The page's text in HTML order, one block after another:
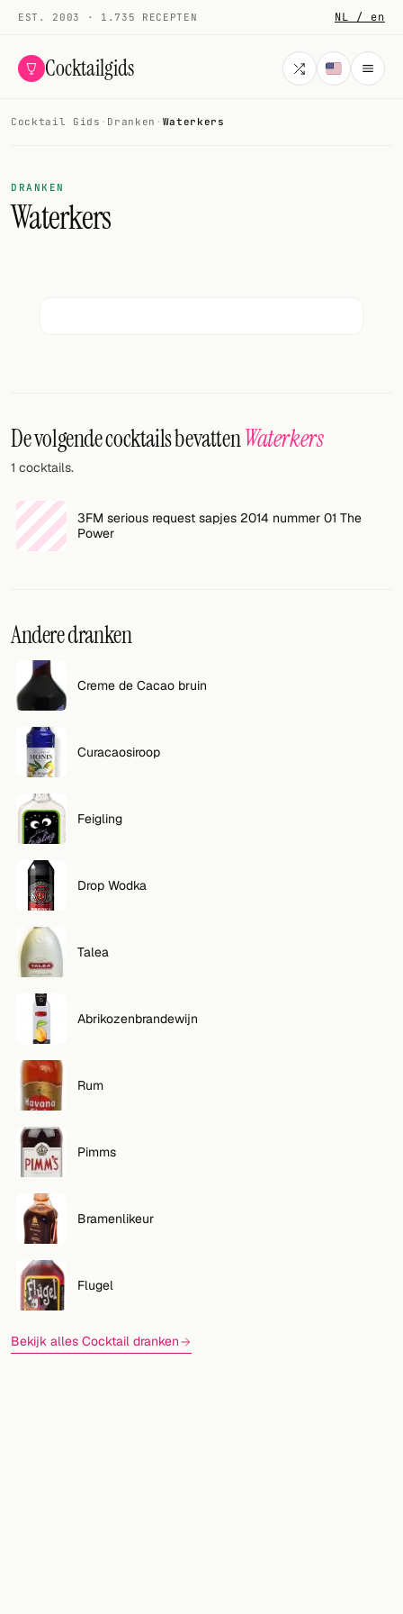
EST. 2003 · 1.735 RECEPTEN NL / en
Cocktailgids
Alle cocktails
Voeg hier uw eigen cocktail of smoothie toe.
Alle dranken
Cocktail boeken
Cocktail bar
Eenheden
Links
Zoeken
VOLG
Twitter
Facebook
RSS
Cocktail app
Cocktail Gids · Dranken · Waterkers
DRANKEN
Waterkers
De volgende cocktails bevattenWaterkers
1 cocktails.
3FM serious request sapjes 2014 nummer 01 The
Power
Andere dranken
Creme de Cacao bruin
Curacaosiroop
Feigling
Drop Wodka
Talea
Abrikozenbrandewijn
Rum
Pimms
Bramenlikeur
Flugel
Bekijk alles Cocktail dranken